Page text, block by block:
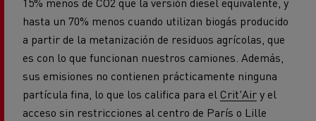
hasta un 70% menos cuando utilizan biogás producido
a partir de la metanización de residuos agrícolas, que
es con lo que funcionan nuestros camiones. Además,
sus emisiones no contienen prácticamente ninguna
partícula fina, lo que los califica para el Crit'Airy el
acceso sin restricciones al centro de París o Lille